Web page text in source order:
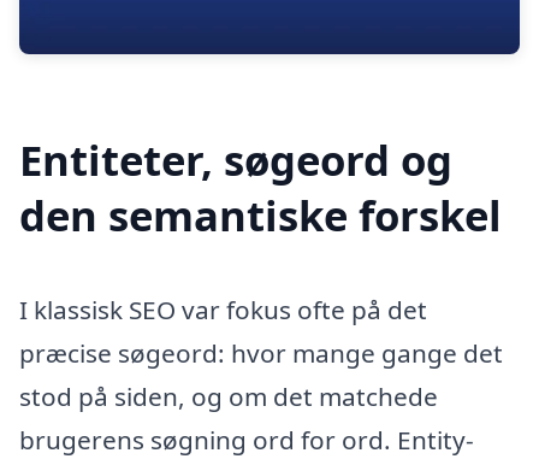
Entiteter, søgeord og
den semantiske forskel
I klassisk SEO var fokus ofte på det
præcise søgeord: hvor mange gange det
stod på siden, og om det matchede
brugerens søgning ord for ord. Entity-